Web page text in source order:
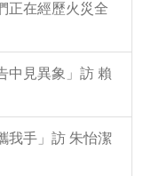
正在經歷火災全
中見異象」訪 賴
我手」訪 朱怡潔